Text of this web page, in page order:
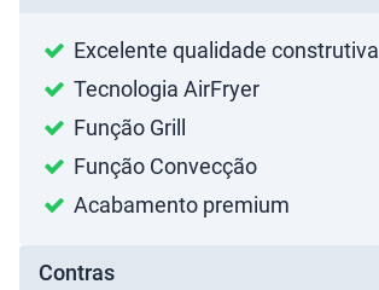
Excelente qualidade construtiva
Tecnologia AirFryer
Função Grill
Função Convecção
Acabamento premium
Contras